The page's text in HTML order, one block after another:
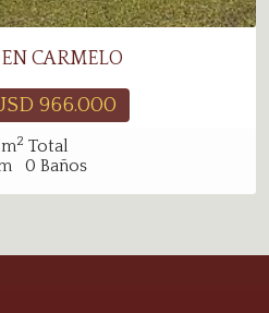
CARMELO
966.000
m2 Total
0 Baños